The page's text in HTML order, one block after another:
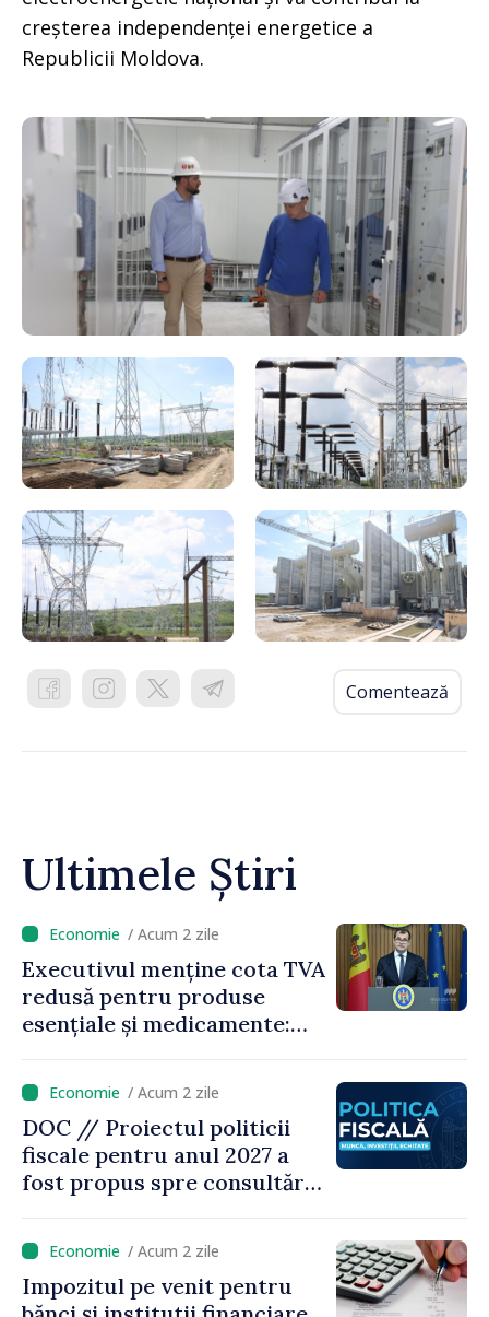
creșterea independenței energetice a
Republicii Moldova.
Comentează
Ultimele Știri
/ Acum 2 zile
Executivul menține cota TVA
redusă pentru produse
esențiale și medicamente:
pe seama consumului de
bază al oamenilor”
/ Acum 2 zile
DOC // Proiectul politicii
fiscale pentru anul 2027 a
fost propus spre consultări
/ Acum 2 zile
Impozitul pe venit pentru